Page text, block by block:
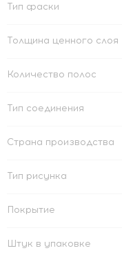
Тип фаски
Толщина ценного слоя
Количество полос
Тип соединения
Страна производства
Тип рисунка
Покрытие
Штук в упаковке